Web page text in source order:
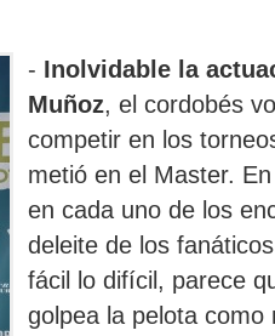
- Inolvidable la
Muñoz, el cordobés
competir en los
metió en el Master.
en cada uno de los
deleite de los
fácil lo difícil, parece
golpea la pelota